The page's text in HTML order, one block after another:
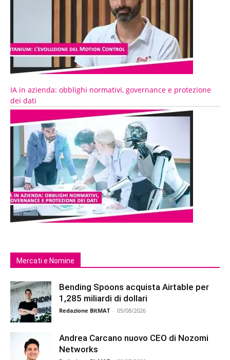
IA in azienda: obblighi normativi, governance e protezione
dei dati
Mercati e Nomine
Bending Spoons acquista Airtable per
1,285 miliardi di dollari
Redazione BitMAT - 05/08/2026
Andrea Carcano nuovo CEO di Nozomi
Networks